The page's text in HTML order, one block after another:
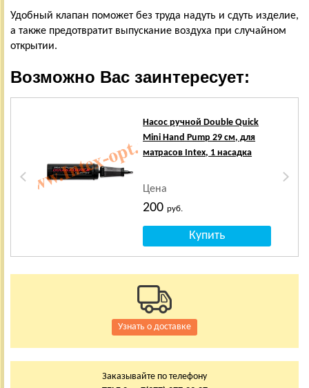
Удобный клапан поможет без труда надуть и сдуть изделие,
а также предотвратит выпускание воздуха при случайном
открытии.
Возможно Вас заинтересует:
Насос ручной Double Quick
Mini Hand Pump 29 см, для
матрасов Intex, 1 насадка
Цена
200руб.
Узнать о доставке
Заказывайте по телефону